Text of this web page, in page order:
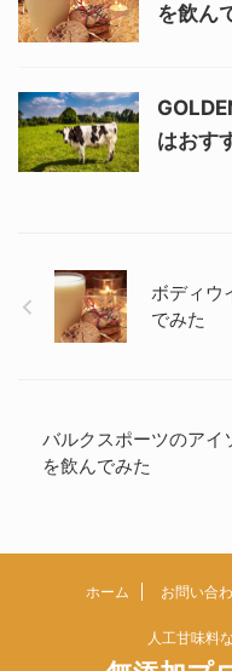
を飲ん
はおす
ボディウ
でみた
バルクスポーツのアイ
を飲んでみた
ホーム お問い合
人工甘味料